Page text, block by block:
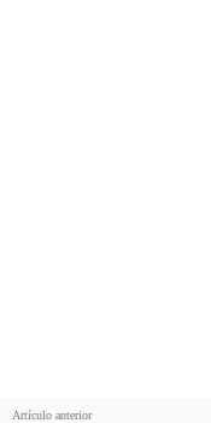
Artículo anterior